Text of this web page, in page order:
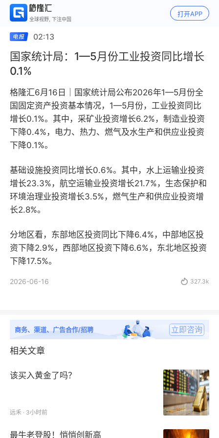
全球视野, 下注中国
打开APP
02:13
国家统计局：1—5月份工业投资同比增长
0.1%
格隆汇6月16日｜国家统计局公布2026年1—5月份全
国固定资产投资基本情况，1—5月份，工业投资同比
增长0.1%。其中，采矿业投资增长6.2%，制造业投资
下降0.4%，电力、热力、燃气及水生产和供应业投资
下降0.1%。
基础设施投资同比增长0.6%。其中，水上运输业投资
增长23.3%，航空运输业投资增长21.7%，生态保护和
环境治理业投资增长3.5%，燃气生产和供应业投资增
长2.8%。
分地区看，东部地区投资同比下降6.4%，中部地区投
资下降2.9%，西部地区投资下降6.6%，东北地区投资
下降17.5%。
2026-06-16  327.3k
商务、渠道、广告合作/招聘 立即咨询
相关文章
该买入黄金了吗？
远禾 · 3小时前
最牛老登股！悄悄创新高